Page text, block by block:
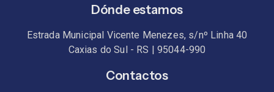
Dónde estamos
Estrada Municipal Vicente Menezes, s/nº Linha 40
Caxias do Sul - RS | 95044-990
Contactos